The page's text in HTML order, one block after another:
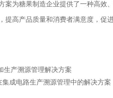
案为糖果制造企业提供了一种高效
提高产品质量和消费者满意度，促
生产溯源管理解决方案
集成电路生产溯源管理中的解决方案